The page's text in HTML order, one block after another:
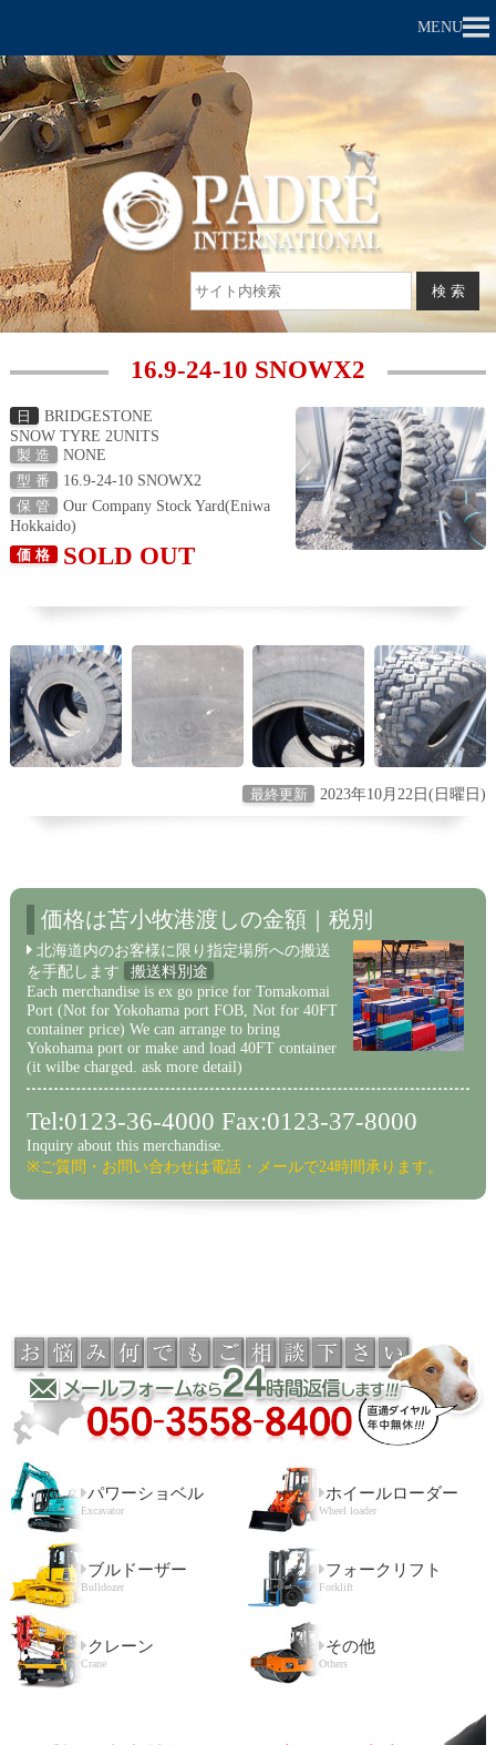
MENU
パワーショベル
Excavator
ホイールローダー
Wheel loader
ブルドーザー
Bulldozer
フォークリフト
Forklift
クレーン
Crane
その他
Others
16.9-24-10 SNOWX2
日
BRIDGESTONE
SNOW TYRE 2UNITS
製 造 NONE
型 番 16.9-24-10 SNOWX2
保 管
Our Company Stock Yard(Eniwa
Hokkaido)
価 格 SOLD OUT
最終更新 2023年10月22日(日曜日)
価格は苫小牧港渡しの金額｜税別
北海道内のお客様に限り指定場所への搬送
を手配します
搬送料別途
Each merchandise is ex go price for Tomakomai
Port (Not for Yokohama port FOB, Not for 40FT
container price) We can arrange to bring
Yokohama port or make and load 40FT container
(it wilbe charged. ask more detail)
Tel:0123-36-4000 Fax:0123-37-8000
Inquiry about this merchandise.
※ご質問・お問い合わせは電話・メールで24時間承ります。